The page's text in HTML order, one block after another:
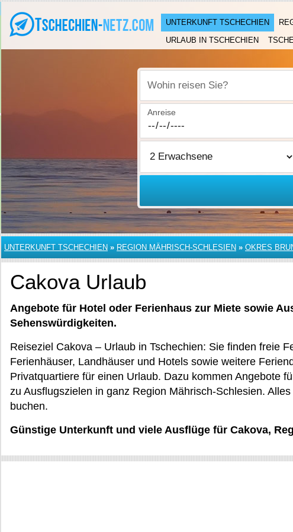
UNTERKUNFT TSCHECHIEN
URLAUB IN TSCHECHIEN
Wohin reisen Sie?
Anreise
UNTERKUNFT TSCHECHIEN » REGION MÄHRISCH-SCHLESIEN » OKRES
Cakova Urlaub
Angebote für Hotel oder Ferienhaus zur Miete sowie
Sehenswürdigkeiten.
Reiseziel Cakova – Urlaub in Tschechien: Sie finden freie
Ferienhäuser, Landhäuser und Hotels sowie weitere
Privatquartiere für einen Urlaub. Dazu kommen Angebote
zu Ausflugszielen in ganz Region Mährisch-Schlesien.
buchen.
Günstige Unterkunft und viele Ausflüge für Cakova,